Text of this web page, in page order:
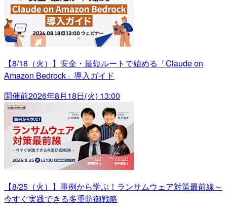
【8/18（火）】安全・最短ルートで始める「Claude on
Amazon Bedrock」導入ガイド
開催前2026年8月18日(火) 13:00
【8/25（火）】事例から学ぶ！ランサムウェア対策最前線～
今すぐ実践できる多重防御戦略